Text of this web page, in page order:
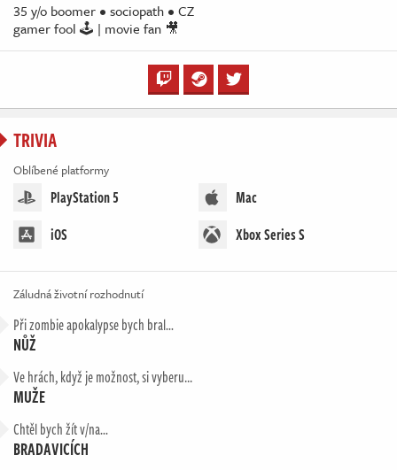
35 y/o boomer • sociopath • CZ
gamer fool 🕹️ | movie fan 🎥
TRIVIA
Oblíbené platformy
PlayStation 5
Mac
iOS
Xbox Series S
Záludná životní rozhodnutí
Při zombie apokalypse bych bral…
NŮŽ
Ve hrách, když je možnost, si vyberu...
MUŽE
Chtěl bych žít v/na…
BRADAVICÍCH